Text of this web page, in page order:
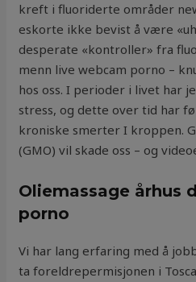
kreft i fluoriderte områder
eskorte ikke bevist å være
desperate «kontroller» fra
menn live webcam porno –
hos oss. I perioder i livet har
stress, og dette over tid har
kroniske smerter I kroppen.
(GMO) vil skade oss – og
Oliemassage århus
porno
Vi har lang erfaring med å
ta foreldrepermisjonen i